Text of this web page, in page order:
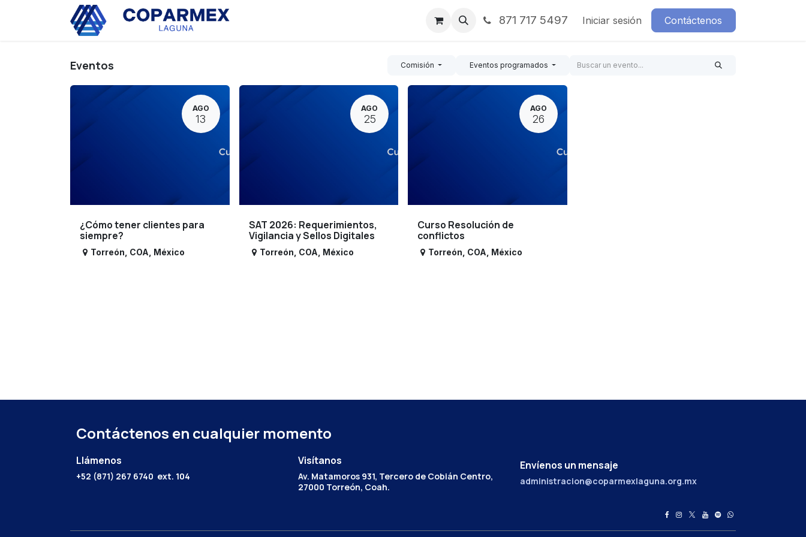
Noticias Contáctenos871 717 5497 Iniciar sesión Contáctenos
Eventos Comisión Eventos programados
AGO
13
¿Cómo tener clientes para
siempre?
Torreón COA México
AGO
25
SAT 2026: Requerimientos,
Vigilancia y Sellos Digitales
Torreón COA México
AGO
26
Curso Resolución de
conflictos
Torreón COA México
Contáctenos en cualquier momento
Llámenos
+52 (871) 267 6740 ext. 104
Envíenos un mensaje
administracion@coparmexlaguna.org.mx
Visítanos
Av. Matamoros 931, Tercero de Cobián Centro,
27000 Torreón, Coah.